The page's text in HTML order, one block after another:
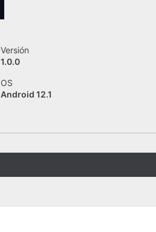
Versión
1.0.0
OS
Android 12.1